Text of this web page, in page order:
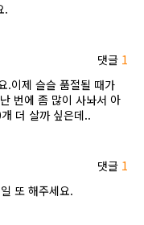
.
댓글 1
.이제 슬슬 품절될 때가
번에 좀 많이 사놔서 아
더 살까 싶은데..
댓글 1
또 해주세요.